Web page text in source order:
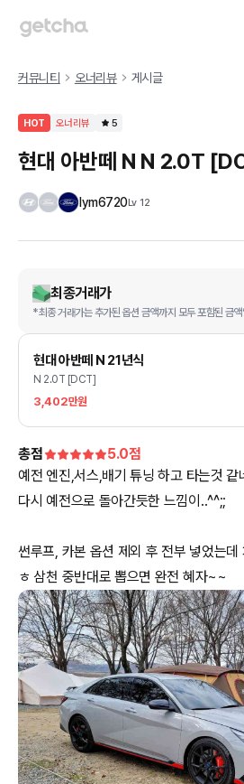
커뮤니티 오너리뷰 게시글
HOT 오너리뷰 5
현대 아반떼 N N 2.0T
lym6720Lv 12
최종거래가
*최종 거래가는 추가된 옵션 금액까지 모두 포함된 금
현대 아반떼 N 21년식
N 2.0T [DCT]
3,402만원
총점 5.0점
예전 엔진,서스,배기 튜닝 하고 타는것 같
다시 예전으로 돌아간듯한 느낌이..^^;;
썬루프, 카본 옵션 제외 후 전부 넣었는
ㅎ 삼천 중반대로 뽑으면 완전 혜자~~